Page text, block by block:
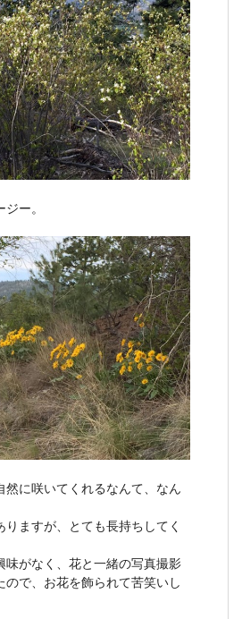
ー。
然に咲いてくれるなんて、なん
ますが、とても長持ちしてく
味がなく、花と一緒の写真撮影
ので、お花を飾られて苦笑いし